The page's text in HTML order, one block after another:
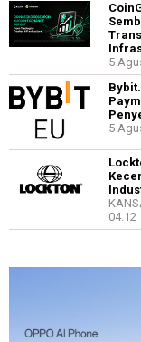
5
5
04.12